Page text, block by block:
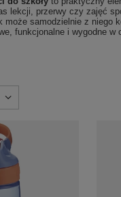
lekcji, przerwy czy zajęć
może samodzielnie z niego
funkcjonalne i wygodne w